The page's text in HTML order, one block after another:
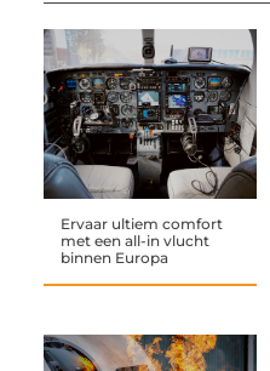
Ervaar ultiem comfort
met een all-in vlucht
binnen Europa